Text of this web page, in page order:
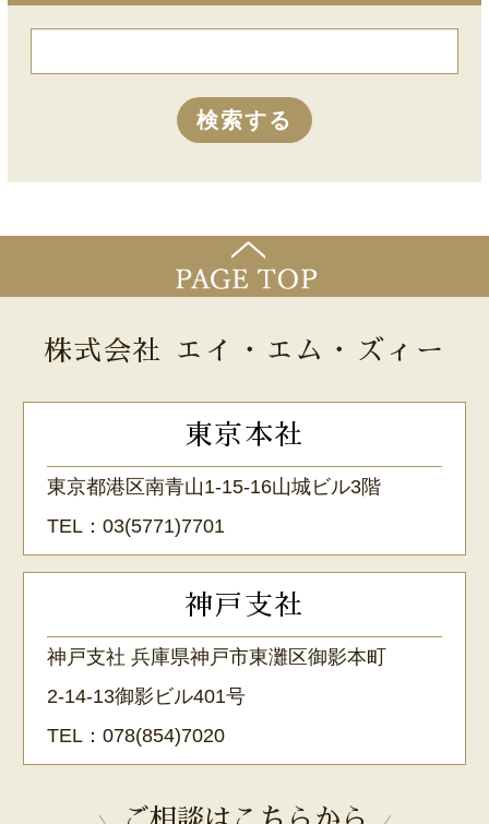
株式会社 エイ・エム・ズィー
東京本社
東京都港区南青山1-15-16山城ビル3階
TEL：03(5771)7701
神戸支社
神戸支社 兵庫県神戸市東灘区御影本町
2-14-13御影ビル401号
TEL：078(854)7020